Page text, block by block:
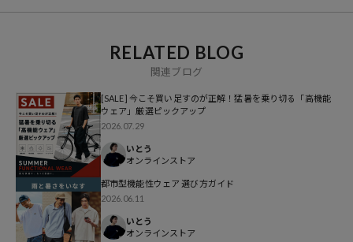
ライトグレー：アッシュグレー
グリーン：セージ
※掲載画像の商品の色味は、屋外や屋内の光の照射や角度により実物
と色味が異なる場合がございます。また表示のサイズ感と実物は若干
異なる場合もございますので、予めご了承ください。
※着用、お取り扱いの際は、商品についている品質表示とアテンショ
ンタグを必ずご確認下さい。
RELATED BLOG
関連ブログ
[SALE] 今こそ買い足すのが正解！猛暑を乗り切る「高機能
ウェア」厳選ピックアップ
2026.07.29
いとう
オンラインストア
都市型機能性ウェア 選び方ガイド
2026.06.11
いとう
オンラインストア